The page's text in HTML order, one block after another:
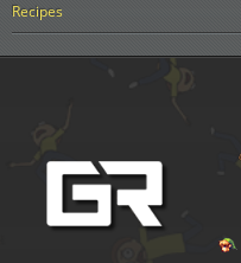
Recipes